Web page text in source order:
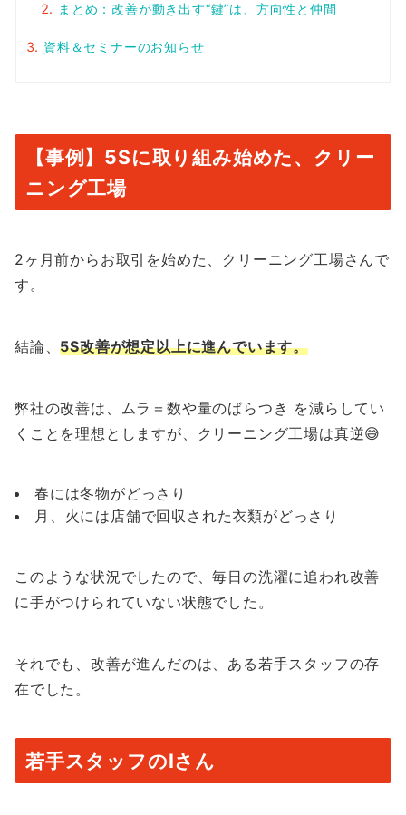
まとめ：改善が動き出す“鍵”は、方向性と仲間
資料＆セミナーのお知らせ
【事例】5Sに取り組み始めた、クリー
ニング工場
2ヶ月前からお取引を始めた、クリーニング工場さんで
す。
結論、5S改善が想定以上に進んでいます。
弊社の改善は、ムラ＝数や量のばらつき を減らしてい
くことを理想としますが、クリーニング工場は真逆😅
春には冬物がどっさり
月、火には店舗で回収された衣類がどっさり
このような状況でしたので、毎日の洗濯に追われ改善
に手がつけられていない状態でした。
それでも、改善が進んだのは、ある若手スタッフの存
在でした。
若手スタッフのIさん